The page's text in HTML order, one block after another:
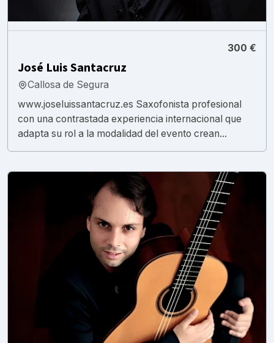
300 €
José Luis Santacruz
Callosa de Segura
www.joseluissantacruz.es Saxofonista profesional
con una contrastada experiencia internacional que
adapta su rol a la modalidad del evento crean...